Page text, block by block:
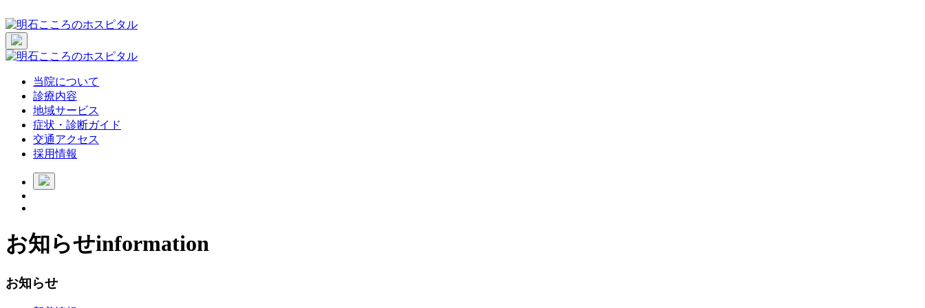
当院について
診療内容
地域サービス
症状・診断ガイド
交通アクセス
採用情報
お知らせinformation
お知らせ